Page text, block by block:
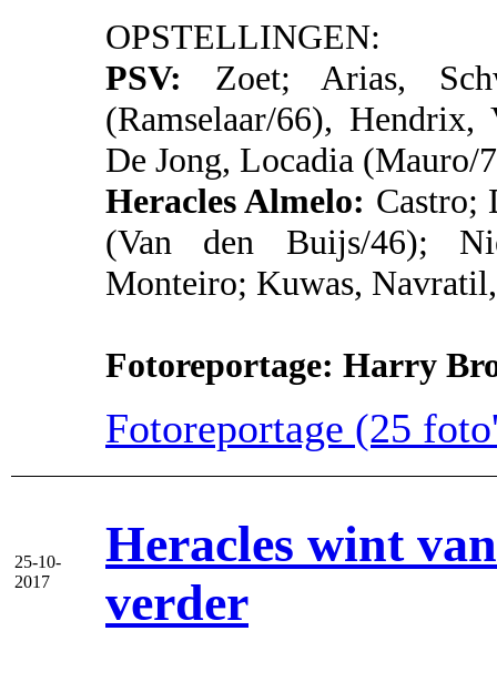
OPSTELLINGEN:
PSV: Zoet; Arias,
(Ramselaar/66),
De Jong, Locadia (Mauro/
Heracles Almelo: Castro;
(Van den Buijs/46);
Monteiro; Kuwas,
Fotoreportage: Harry
Fotoreportage (25
25-10-
2017
Heracles wint
verder